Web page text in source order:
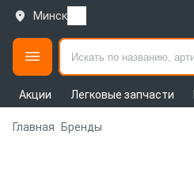
Минск
Акции Легковые запчасти
Главная Бренды